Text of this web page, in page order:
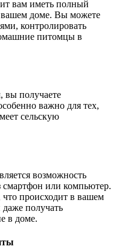
вам иметь полный
вашем доме. Вы можете
контролировать
питомцы в
вы получаете
важно для тех,
сельскую
возможность
смартфон или компьютер.
что происходит в вашем
получать
в доме.